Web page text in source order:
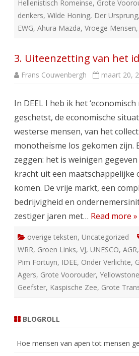
Hellenistisch Romeinse, Grote
denkers, Wilde Honing, Der Ursprung,
EWG, Ahura Mazda, Vroege Mensen,
3. Uiteenzetting van het
Frans Couwenbergh maart 20,
In DEEL I heb ik het ‘economisch
geschetst, de economische
westerse mensen, van het
monotheïsme los gekomen zijn.
zeggen: het is weinigen
kracht uit een maatschappelijke
komen. De vrije markt, een
bedrijvigheid en
zestiger jaren met… Read more »
overige teksten, Uncategorized
WRR, Groen Links, VJ, UNESCO, AGR,
Pim Fortuyn, IDEE, Onder Verlichte,
Agers, Grote Voorouder,
Geefster, Kaspische Zee, Grote
BLOGROLL
Hoe mensen van apen tot mensen